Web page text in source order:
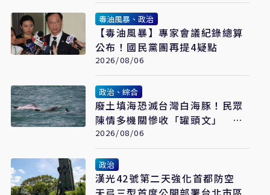
毒油風暴、政治
【毒油風暴】專家會議紀錄總算
公布！國民黨團再提4疑點
2026/08/06
政治、綜合
廢土填海恐滅台灣白海豚！民眾
陳情多機關慘收「罐頭文」 網
怒轟：骯髒政府
2026/08/06
政治
漢光42號第二天強化首都防空